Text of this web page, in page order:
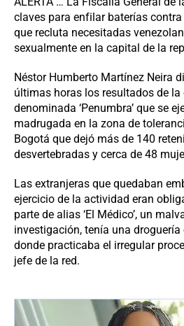
claves para enfilar baterías
que recluta necesitadas
sexualmente en la capital de la
Néstor Humberto Martínez Neira
últimas horas los resultados de la
denominada ‘Penumbra’ que se
madrugada en la zona de
Bogotá que dejó más de 140
desvertebradas y cerca de 48
Las extranjeras que quedaban
ejercicio de la actividad eran
parte de alias ‘El Médico’, un
investigación, tenía una
donde practicaba el irregular
jefe de la red.